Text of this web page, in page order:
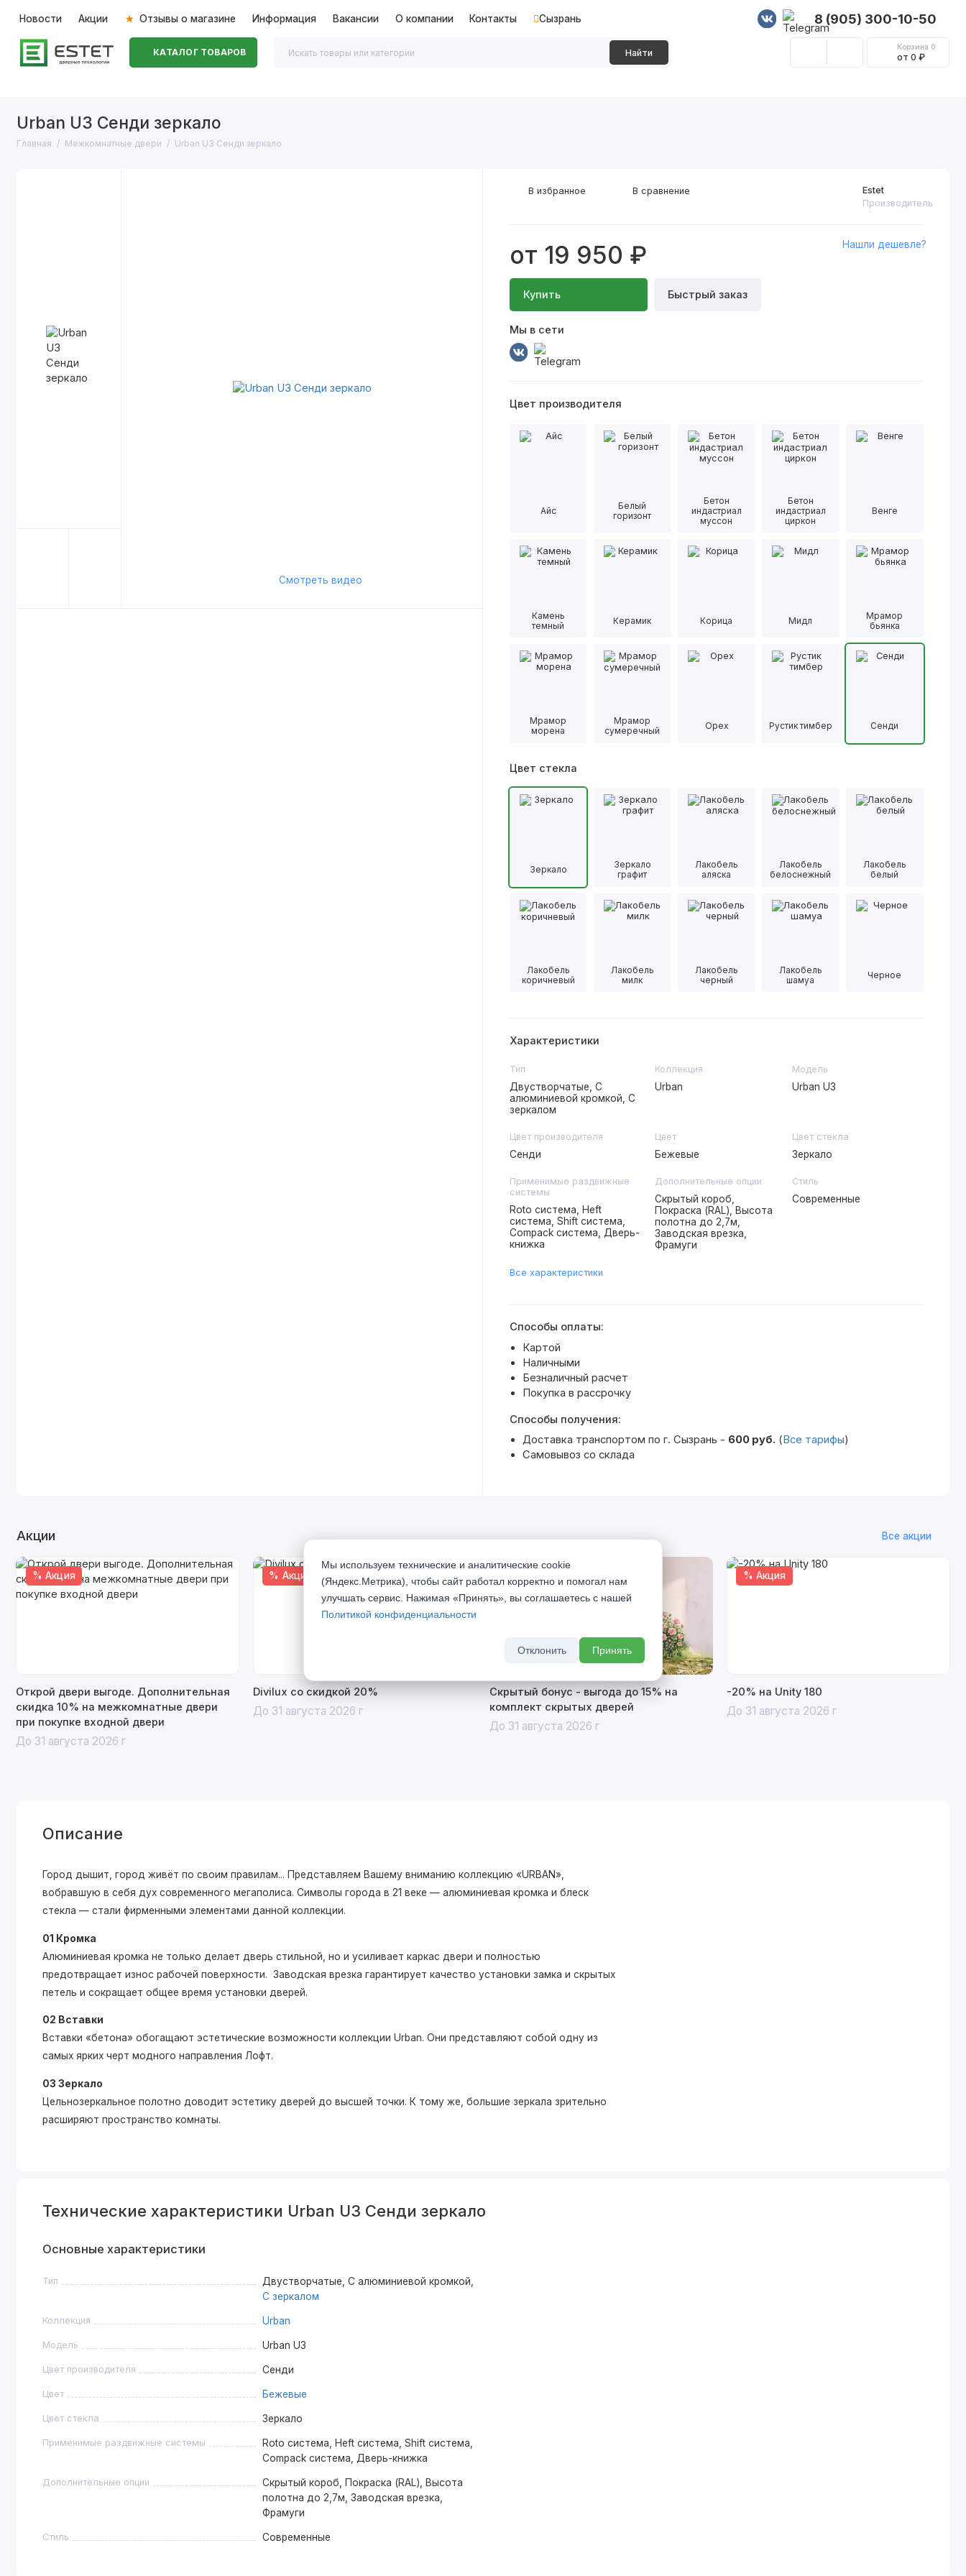
Новости Акции Отзывы о магазине Информация Вакансии О компании Контакты Сызрань 8 (905) 300-10-50
КАТАЛОГ ТОВАРОВ Найти
Корзина 0
от 0 ₽
Urban U3 Сенди зеркало
Главная Межкомнатные двери Urban U3 Сенди зеркало
Смотреть видео
Estet
Производитель
от 19 950 ₽
Купить Быстрый заказ
Нашли дешевле?
Мы в сети
В избранное В сравнение
Цвет производителя
Айс
Белый
горизонт
Бетон
индастриал
муссон
Бетон
индастриал
циркон
Венге
Камень
темный
Керамик Корица Мидл
Мрамор
бьянка
Мрамор
морена
Мрамор
сумеречный
Орех Рустик тимбер Сенди
Цвет стекла
Зеркало
Зеркало
графит
Лакобель
аляска
Лакобель
белоснежный
Лакобель
белый
Лакобель
коричневый
Лакобель
милк
Лакобель
черный
Лакобель
шамуа
Черное
Характеристики
Тип
Двустворчатые, С
алюминиевой кромкой, С
зеркалом
Коллекция
Urban
Модель
Urban U3
Цвет производителя
Сенди
Цвет
Бежевые
Цвет стекла
Зеркало
Применимые раздвижные
системы
Roto система, Heft
система, Shift система,
Compack система, Дверь-
книжка
Дополнительные опции
Скрытый короб,
Покраска (RAL), Высота
полотна до 2,7м,
Заводская врезка,
Фрамуги
Стиль
Современные
Все характеристики
Способы оплаты:
Картой
Наличными
Безналичный расчет
Покупка в рассрочку
Способы получения:
Доставка транспортом по г. Сызрань - 600 руб. (Все тарифы)
Самовывоз со склада
Акции Все акции
% Акция
Открой двери выгоде. Дополнительная
скидка 10% на межкомнатные двери
при покупке входной двери
До 31 августа 2026 г
% Акция
Divilux со скидкой 20%
До 31 августа 2026 г
Скрытый бонус - выгода до 15% на
комплект скрытых дверей
До 31 августа 2026 г
% Акция
-20% на Unity 180
До 31 августа 2026 г
Описание
Город дышит, город живёт по своим правилам... Представляем Вашему вниманию коллекцию «URBAN»,
вобравшую в себя дух современного мегаполиса. Символы города в 21 веке — алюминиевая кромка и блеск
стекла — стали фирменными элементами данной коллекции.
01 Кромка
Алюминиевая кромка не только делает дверь стильной, но и усиливает каркас двери и полностью
предотвращает износ рабочей поверхности. Заводская врезка гарантирует качество установки замка и скрытых
петель и сокращает общее время установки дверей.
02 Вставки
Вставки «бетона» обогащают эстетические возможности коллекции Urban. Они представляют собой одну из
самых ярких черт модного направления Лофт.
03 Зеркало
Цельнозеркальное полотно доводит эстетику дверей до высшей точки. К тому же, большие зеркала зрительно
расширяют пространство комнаты.
Технические характеристики Urban U3 Сенди зеркало
Основные характеристики
Тип
Двустворчатые, С алюминиевой кромкой,
С зеркалом
Коллекция Urban
Модель Urban U3
Цвет производителя Сенди
Цвет Бежевые
Цвет стекла Зеркало
Применимые раздвижные системы
Roto система, Heft система, Shift система,
Compack система, Дверь-книжка
Дополнительные опции
Скрытый короб, Покраска (RAL), Высота
полотна до 2,7м, Заводская врезка,
Фрамуги
Стиль Современные
Мы используем технические и аналитические cookie
(Яндекс.Метрика), чтобы сайт работал корректно и помогал нам
улучшать сервис. Нажимая «Принять», вы соглашаетесь с нашей
Политикой конфиденциальности
Отклонить Принять